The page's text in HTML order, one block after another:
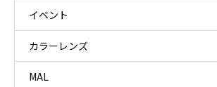
イベント
カラーレンズ
MAL